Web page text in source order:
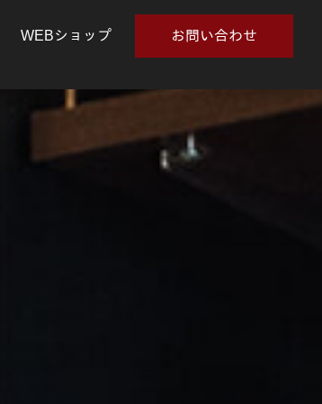
WEBショップ お問い合わせ